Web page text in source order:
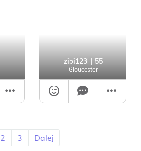
zibi123l | 55
Gloucester
2 3 Dalej